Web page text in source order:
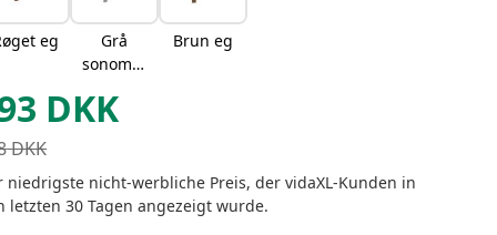
eg
Grå
sonoma-
Brun eg
DKK
DKK
niedrigste nicht-werbliche Preis, der vidaXL-Kunden in
letzten 30 Tagen angezeigt wurde.